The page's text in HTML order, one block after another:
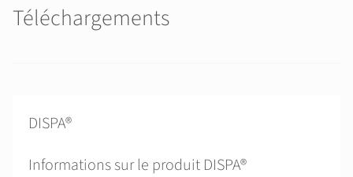
Téléchargements
DISPA®
Informations sur le produit DISPA®